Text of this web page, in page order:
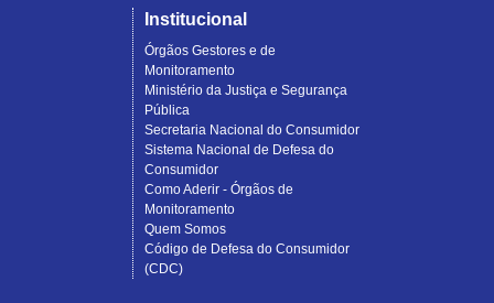
Institucional
Órgãos Gestores e de
Monitoramento
Ministério da Justiça e Segurança
Pública
Secretaria Nacional do Consumidor
Sistema Nacional de Defesa do
Consumidor
Como Aderir - Órgãos de
Monitoramento
Quem Somos
Código de Defesa do Consumidor
(CDC)